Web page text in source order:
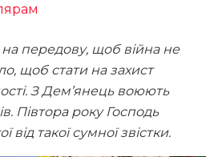
передову, щоб війна не
щоб стати на захист
З Дем’янець воюють
Півтора року Господь
від такої сумної звістки.